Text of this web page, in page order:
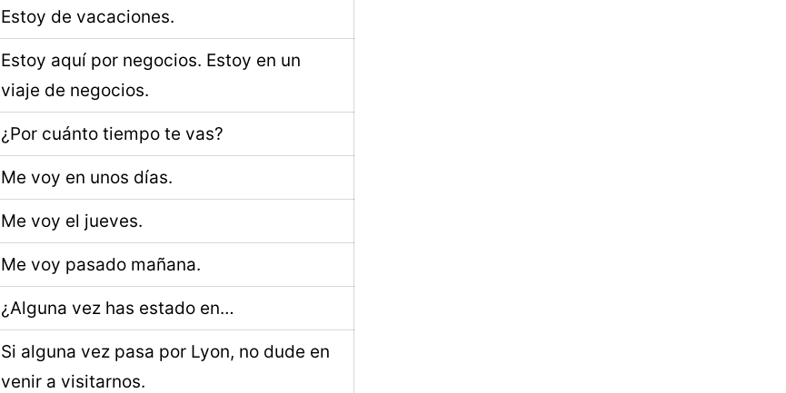
Estoy de vacaciones.
Estoy aquí por negocios. Estoy en un
viaje de negocios.
¿Por cuánto tiempo te vas?
Me voy en unos días.
Me voy el jueves.
Me voy pasado mañana.
¿Alguna vez has estado en…
Si alguna vez pasa por Lyon, no dude en
venir a visitarnos.